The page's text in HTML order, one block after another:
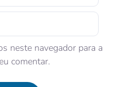
neste navegador para a
comentar.